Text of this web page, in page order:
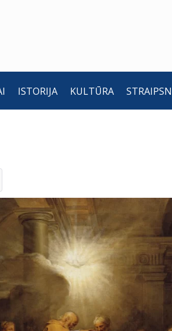
ISTORIJA KULTŪRA
Šv. Paulius.
Franz Anton